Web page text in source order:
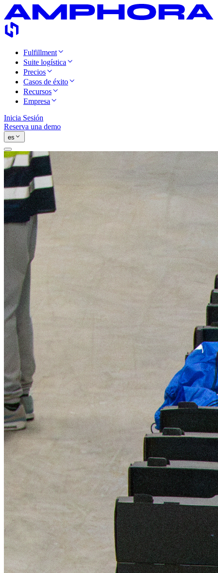
Fulfillment
Suite logística
Precios
Casos de éxito
Recursos
Empresa
Inicia Sesión
Reserva una demo
es